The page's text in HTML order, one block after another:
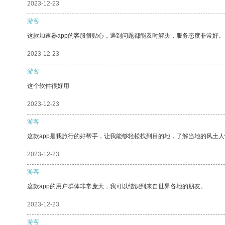
2023-12-23
游客
这款加速器app的客服很贴心，遇到问题都能及时解决，服务态度非常好。
2023-12-23
游客
这个软件很好用
2023-12-23
游客
这款app是我旅行的好帮手，让我能够轻松找到目的地，了解当地的风土
2023-12-23
游客
这款app的用户群体非常庞大，我可以结识到来自世界各地的朋友。
2023-12-23
游客